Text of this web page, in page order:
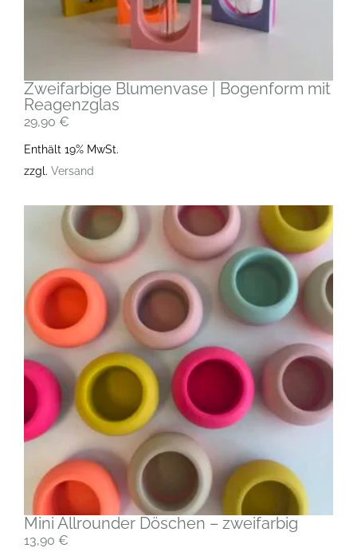
Zweifarbige Blumenvase | Bogenform mit
Reagenzglas
29,90 €
Enthält 19% MwSt.
zzgl. Versand
Mini Allrounder Döschen – zweifarbig
13,90 €